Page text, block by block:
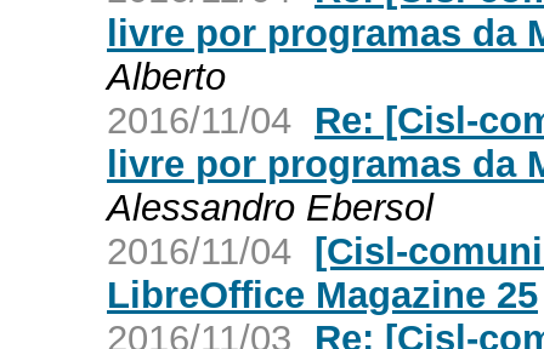
livre por programas da
Alberto
2016/11/04 Re: [Cisl-
livre por programas da
Alessandro Ebersol
2016/11/04 [Cisl-
LibreOffice Magazine 25
2016/11/03
Re: [Cisl-